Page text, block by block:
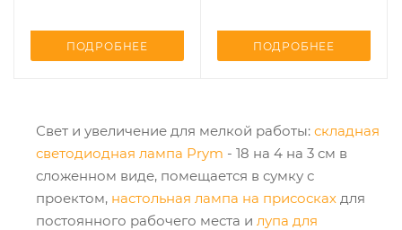
ПОДРОБНЕЕ ПОДРОБНЕЕ
Свет и увеличение для мелкой работы: складная
светодиодная лампа Prym - 18 на 4 на 3 см в
сложенном виде, помещается в сумку с
проектом, настольная лампа на присосках для
постоянного рабочего места и лупа для